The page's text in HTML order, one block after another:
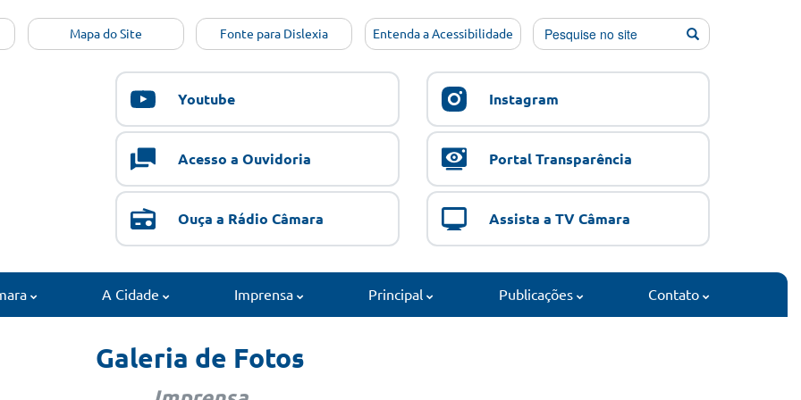
Mapa do Site Fonte para Dislexia Entenda a Acessibilidade
Youtube Instagram
Acesso a Ouvidoria Portal Transparência
Ouça a Rádio Câmara Assista a TV Câmara
A Cidade Imprensa Principal Publicações Contato
Galeria de Fotos